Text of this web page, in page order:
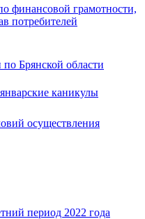
финансовой грамотности,
потребителей
Брянской области
каникулы
осуществления
период 2022 года